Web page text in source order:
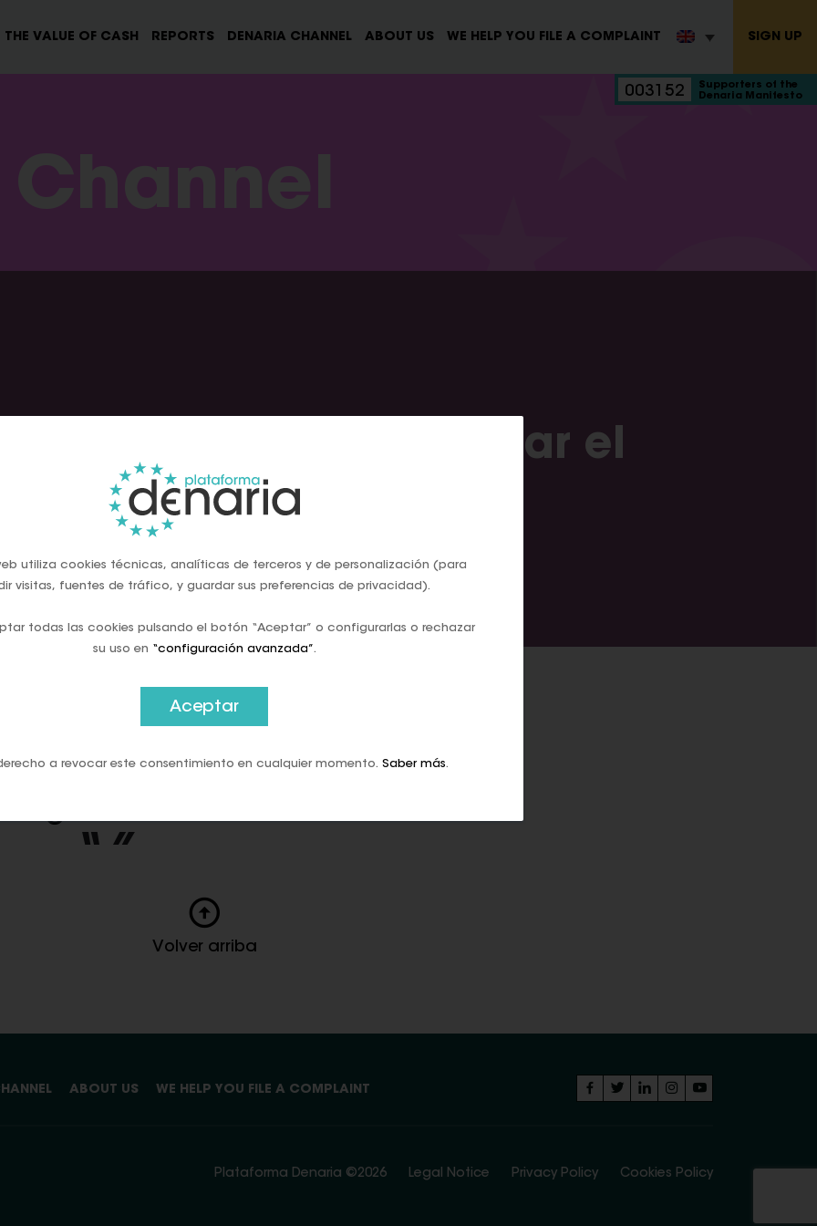
THE VALUE OF CASH REPORTS DENARIA CHANNEL ABOUT US WE HELP YOU FILE A COMPLAINT SIGN UP
003152
Supporters of the
Denaria Manifesto
El peligro de retirar el
el euro digital
El peligro de retirar
imponer el euro digital♬
Volver arriba
ABOUT US WE HELP YOU FILE A COMPLAINT
Plataforma Denaria ©2026 Legal Notice Privacy Policy Cookies Policy
utiliza cookies técnicas, analíticas de terceros y de personalización (para
visitas, fuentes de tráfico, y guardar sus preferencias de privacidad).
todas las cookies pulsando el botón “Aceptar” o configurarlas o rechazar
su uso en “configuración avanzada”.
Aceptar
a revocar este consentimiento en cualquier momento. Saber más.